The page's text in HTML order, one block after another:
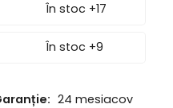
În stoc +17
În stoc +9
24 mesiacov